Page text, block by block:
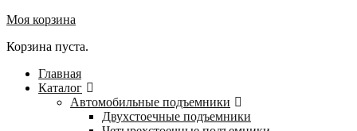
Моя корзина
Корзина пуста.
Главная
Каталог
Автомобильные подъемники
Двухстоечные подъемники